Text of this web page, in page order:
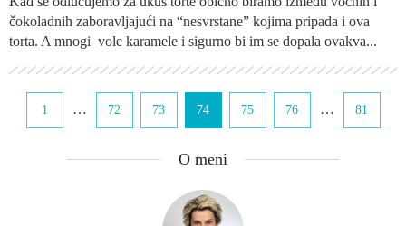
čokoladnih zaboravljajući na “nesvrstane” kojima pripada i ova
torta. A mnogi vole karamele i sigurno bi im se dopala ovakva...
1 … 72 73 74 75 76 … 81
O meni